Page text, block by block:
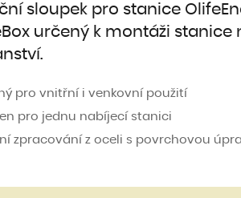
sloupek pro stanice
určený k montáži stanice
pro vnitřní i venkovní použití
pro jednu nabíjecí stanici
zpracování z oceli s povrchovou